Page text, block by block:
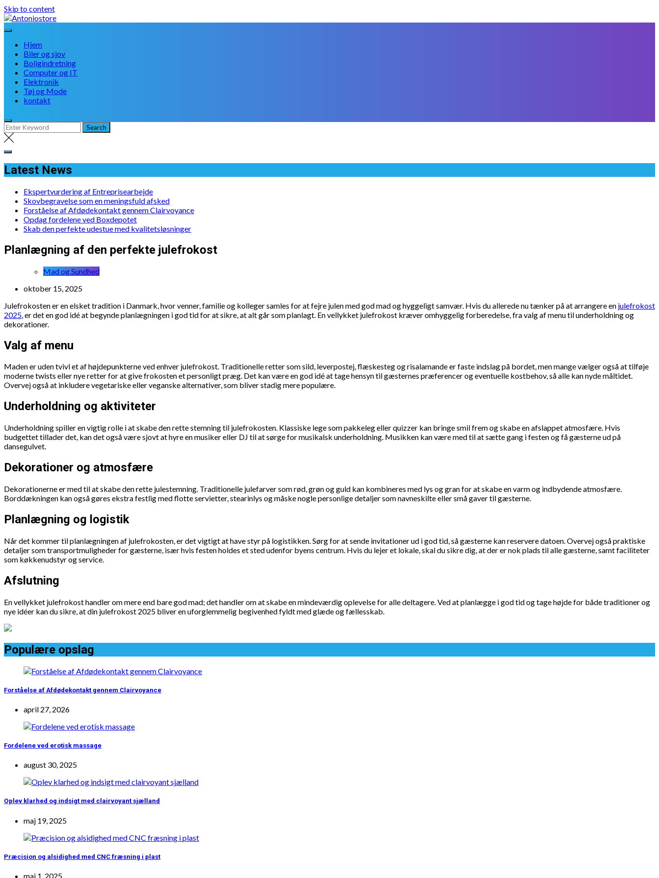
Skip to content
Hjem
Biler og sjov
Boligindretning
Computer og IT
Elektronik
Tøj og Mode
kontakt
Latest News
Ekspertvurdering af Entreprisearbejde
Skovbegravelse som en meningsfuld afsked
Forståelse af Afdødekontakt gennem Clairvoyance
Opdag fordelene ved Boxdepotet
Skab den perfekte udestue med kvalitetsløsninger
Planlægning af den perfekte julefrokost
Mad og Sundhed
oktober 15, 2025
Julefrokosten er en elsket tradition i Danmark, hvor venner, familie og kolleger samles for at fejre julen med god mad og hyggeligt samvær. Hvis du allerede nu tænker på at arrangere en julefrokost
2025 , er det en god idé at begynde planlægningen i god tid for at sikre, at alt går som planlagt. En vellykket julefrokost kræver omhyggelig forberedelse, fra valg af menu til underholdning og
dekorationer.
Valg af menu
Maden er uden tvivl et af højdepunkterne ved enhver julefrokost. Traditionelle retter som sild, leverpostej, flæskesteg og risalamande er faste indslag på bordet, men mange vælger også at tilføje
moderne twists eller nye retter for at give frokosten et personligt præg. Det kan være en god idé at tage hensyn til gæsternes præferencer og eventuelle kostbehov, så alle kan nyde måltidet.
Overvej også at inkludere vegetariske eller veganske alternativer, som bliver stadig mere populære.
Underholdning og aktiviteter
Underholdning spiller en vigtig rolle i at skabe den rette stemning til julefrokosten. Klassiske lege som pakkeleg eller quizzer kan bringe smil frem og skabe en afslappet atmosfære. Hvis
budgettet tillader det, kan det også være sjovt at hyre en musiker eller DJ til at sørge for musikalsk underholdning. Musikken kan være med til at sætte gang i festen og få gæsterne ud på
dansegulvet.
Dekorationer og atmosfære
Dekorationerne er med til at skabe den rette julestemning. Traditionelle julefarver som rød, grøn og guld kan kombineres med lys og gran for at skabe en varm og indbydende atmosfære.
Borddækningen kan også gøres ekstra festlig med flotte servietter, stearinlys og måske nogle personlige detaljer som navneskilte eller små gaver til gæsterne.
Planlægning og logistik
Når det kommer til planlægningen af julefrokosten, er det vigtigt at have styr på logistikken. Sørg for at sende invitationer ud i god tid, så gæsterne kan reservere datoen. Overvej også praktiske
detaljer som transportmuligheder for gæsterne, især hvis festen holdes et sted udenfor byens centrum. Hvis du lejer et lokale, skal du sikre dig, at der er nok plads til alle gæsterne, samt faciliteter
som køkkenudstyr og service.
Afslutning
En vellykket julefrokost handler om mere end bare god mad; det handler om at skabe en mindeværdig oplevelse for alle deltagere. Ved at planlægge i god tid og tage højde for både traditioner og
nye idéer kan du sikre, at din julefrokost 2025 bliver en uforglemmelig begivenhed fyldt med glæde og fællesskab.
Populære opslag
Forståelse af Afdødekontakt gennem Clairvoyance
april 27, 2026
Fordelene ved erotisk massage
august 30, 2025
Oplev klarhed og indsigt med clairvoyant sjælland
maj 19, 2025
Præcision og alsidighed med CNC fræsning i plast
maj 1, 2025